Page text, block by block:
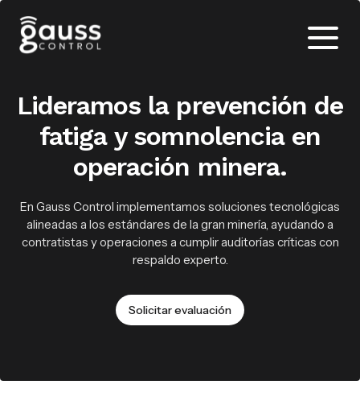
Lideramos la prevención de
fatiga y somnolencia en
operación minera.
En Gauss Control implementamos soluciones tecnológicas
alineadas a los estándares de la gran minería, ayudando a
contratistas y operaciones a cumplir auditorías críticas con
respaldo experto.
Solicitar evaluación